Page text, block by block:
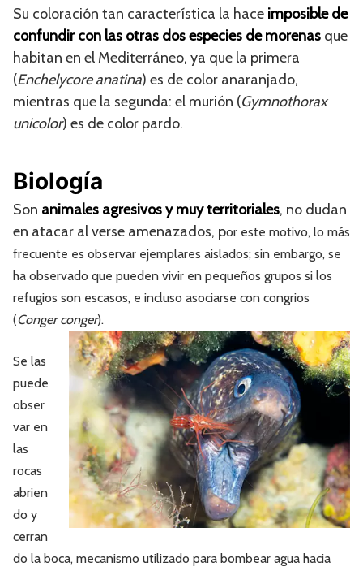
Su coloración tan característica la hace imposible de
confundir con las otras dos especies de morenas que
habitan en el Mediterráneo, ya que la primera
(Enchelycore anatina) es de color anaranjado,
mientras que la segunda: el murión (Gymnothorax
unicolor) es de color pardo.
Biología
Son animales agresivos y muy territoriales, no dudan
en atacar al verse amenazados, por este motivo, lo más
frecuente es observar ejemplares aislados; sin embargo, se
ha observado que pueden vivir en pequeños grupos si los
refugios son escasos, e incluso asociarse con congrios
(Conger conger).
Se las
puede
obser
var en
las
rocas
abrien
do y
cerran
do la boca, mecanismo utilizado para bombear agua hacia